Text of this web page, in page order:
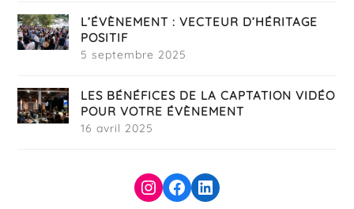
L’ÉVÈNEMENT : VECTEUR D’HÉRITAGE
POSITIF
5 septembre 2025
LES BÉNÉFICES DE LA CAPTATION VIDÉO
POUR VOTRE ÉVÈNEMENT
16 avril 2025
Instagram
Facebook
LinkedIn